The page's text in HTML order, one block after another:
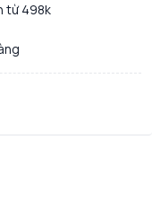
từ 498k